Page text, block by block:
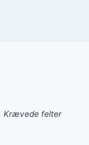
Krævede felter